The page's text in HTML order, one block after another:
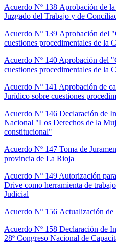
Acuerdo Nº 138 Aprobación de
Juzgado del Trabajo y de
Acuerdo Nº 139 Aprobación del
cuestiones procedimentales de la
Acuerdo Nº 140 Aprobación del
cuestiones procedimentales de la
Acuerdo Nº 141 Aprobación de
Jurídico sobre cuestiones
Acuerdo Nº 146 Declaración de
Nacional "Los Derechos de la
constitucional"
Acuerdo Nº 147 Toma de
provincia de La Rioja
Acuerdo Nº 149 Autorización
Drive como herramienta de
Judicial
Acuerdo Nº 156 Actualización de
Acuerdo Nº 158 Declaración de
28º Congreso Nacional de